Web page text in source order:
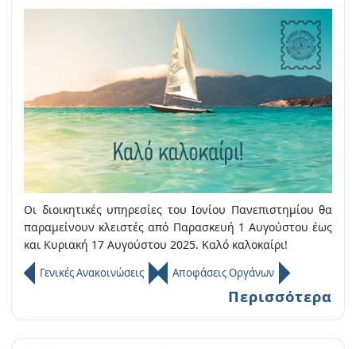
Οι διοικητικές υπηρεσίες του Ιονίου Πανεπιστημίου θα
παραμείνουν κλειστές από Παρασκευή 1 Αυγούστου έως
και Κυριακή 17 Αυγούστου 2025. Καλό καλοκαίρι!
Γενικές Ανακοινώσεις Αποφάσεις Οργάνων
Περισσότερα